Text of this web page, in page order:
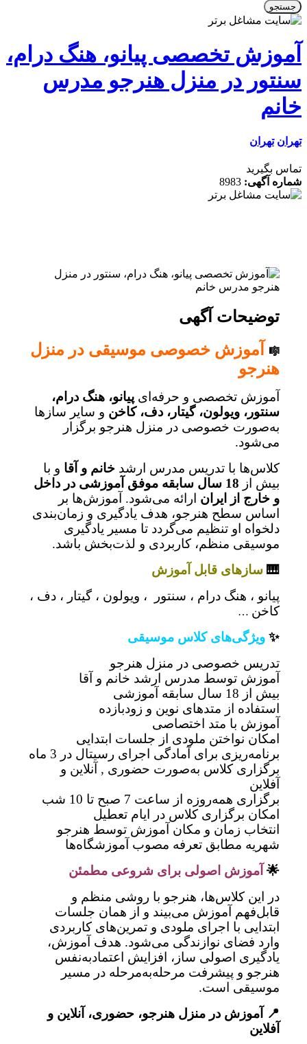
تخصصی پیانو، هنگ درام،
در منزل هنرجو مدرس
تهران
بگیرید
آگهی:8983
توضیحات آگهی
آموزش خصوصی موسیقی در منزل
هنرجو
آموزش تخصصی و حرفه‌ایپیانو، هنگ درام،
سنتور، ویولون، گیتار، دف، کاخنو سایر سازها
به‌صورت خصوصی در منزل هنرجو برگزار
می‌شود.
کلاس‌ها با تدریس مدرس ارشد خانم و آقا و با
بیش از
18 سال سابقه موفق آموزشی در داخل
و خارج از ایران ارائه می‌شود. آموزش‌ها بر
اساس سطح هنرجو، هدف یادگیری و زمان‌بندی
دلخواه او تنظیم می‌گردد تا مسیر یادگیری
موسیقی منظم، کاربردی و لذت‌بخش باشد.
سازهای قابل آموزش
پیانو ،هنگ درام ، سنتور ،ویولون ،گیتار ،دف ،
کاخن…
ویژگی‌های کلاس موسیقی
تدریس خصوصی در منزل هنرجو
آموزش توسط مدرس ارشد خانم و آقا
بیش از 18 سال سابقه آموزشی
استفاده از متدهای نوین و زودبازده
آموزش با متد اختصاصی
امکان نواختن ملودی از جلسات ابتدایی
برنامه‌ریزی برای آمادگی اجرای رسیتال در 3 ماه
برگزاری کلاس به‌صورت حضوری ,آنلاین و
آفلاین
برگزاری همه‌روزه از ساعت 7 صبح تا 10 شب
امکان برگزاری کلاس در ایام تعطیل
انتخاب زمان و مکان آموزش توسط هنرجو
شهریه مطابق تعرفه مصوب آموزشگاه‌ها
آموزش اصولی برای شروعی مطمئن
در این کلاس‌ها، هنرجو با روشی منظم و
قابل‌فهم آموزش می‌بیند و از همان جلسات
ابتدایی با اجرای ملودی و تمرین‌های کاربردی
وارد فضای نوازندگی می‌شود. هدف آموزش،
یادگیری اصولی ساز، افزایش اعتمادبه‌نفس
هنرجو و پیشرفت مرحله‌به‌مرحله در مسیر
موسیقی است.
📍 آموزش در منزل هنرجو، حضوری، آنلاین و
آفلاین